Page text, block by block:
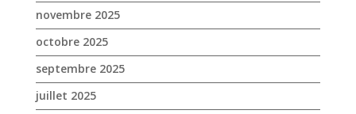
novembre 2025
octobre 2025
septembre 2025
juillet 2025